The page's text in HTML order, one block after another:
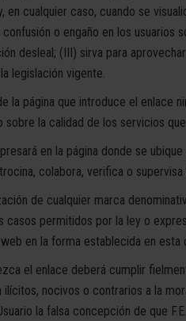
en cualquier caso, cuando se
confusión o engaño en los
desleal; (III) sirva para
legislación vigente.
la página que introduce el enlace
sobre la calidad de los servicios
en la página donde se
colabora, verifica o
de cualquier marca
casos permitidos por la ley o
en la forma establecida en esta
el enlace deberá cumplir
nocivos o contrarios a la
la falsa concepción de que